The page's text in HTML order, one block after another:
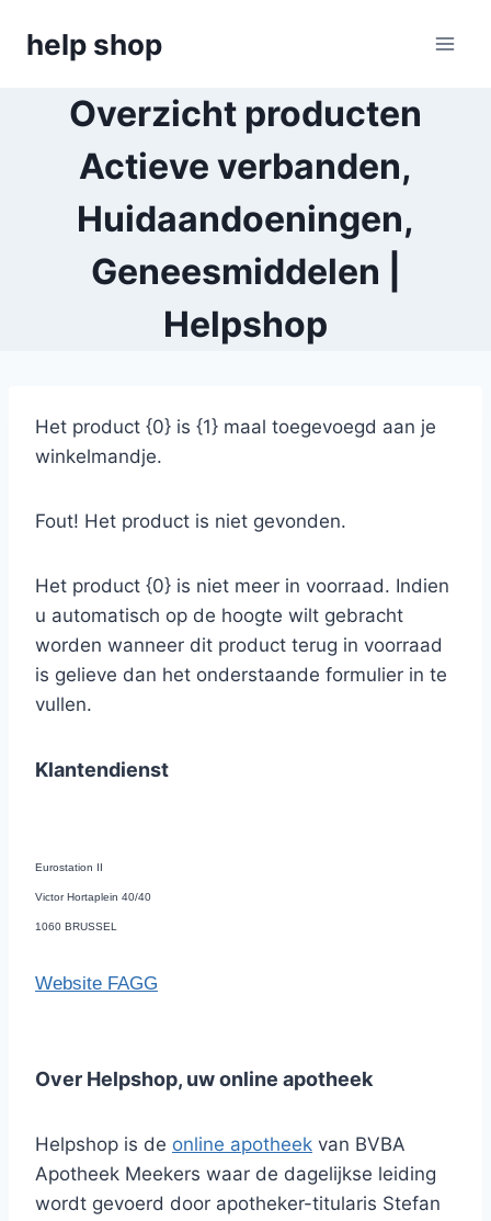
naarhelp shop
Overzicht producten
Actieve verbanden,
Huidaandoeningen,
Geneesmiddelen |
Helpshop
Het product {0} is {1} maal toegevoegd aan je
winkelmandje.
Fout! Het product is niet gevonden.
Het product {0} is niet meer in voorraad. Indien
u automatisch op de hoogte wilt gebracht
worden wanneer dit product terug in voorraad
is gelieve dan het onderstaande formulier in te
vullen.
Klantendienst
Eurostation II
Victor Hortaplein 40/40
1060 BRUSSEL
Website FAGG
Over Helpshop, uw online apotheek
Helpshop is de online apotheek van BVBA
Apotheek Meekers waar de dagelijkse leiding
wordt gevoerd door apotheker-titularis Stefan